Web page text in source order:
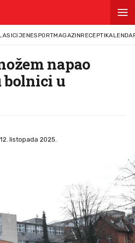
CIJENESPORTMAGAZINRECEPTI
napao
bolnici u
listopada 2025.